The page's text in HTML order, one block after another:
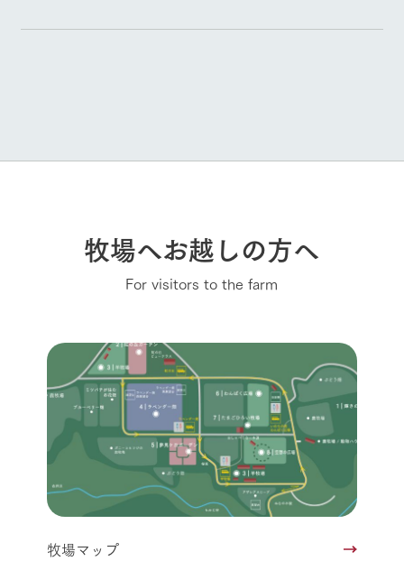
牧場へお越しの方へ
For visitors to the farm
牧場マップ